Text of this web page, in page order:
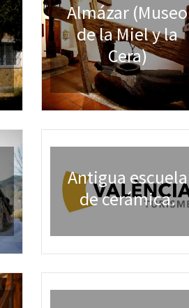
Almázar (Museo
de la Miel y la
Cera)
Antigua escuela
de cerámica.